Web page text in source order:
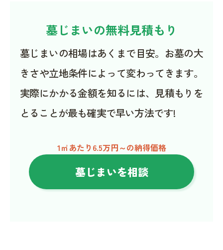
墓じまいの無料見積もり
墓じまいの相場はあくまで目安。お墓の大
きさや立地条件によって変わってきます。
実際にかかる金額を知るには、見積もりを
とることが最も確実で早い方法です!
1㎡あたり6.5万円～の納得価格
墓じまいを相談